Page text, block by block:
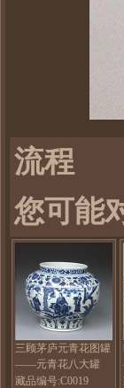
流程
您可能
三顾茅庐元青花图罐
——元青花八大罐
藏品编号:C0019